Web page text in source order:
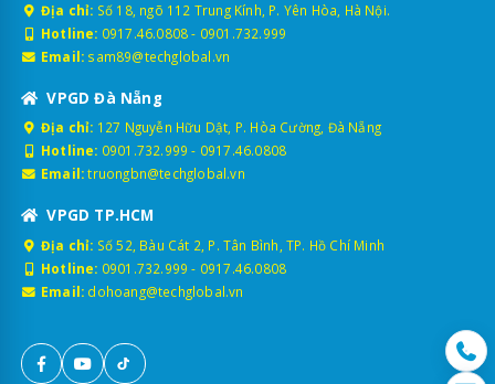
Địa chỉ: Số 18, ngõ 112 Trung Kính, P. Yên Hòa, Hà Nội.
Hotline: 0917.46.0808- 0901.732.999
Email: sam89@techglobal.vn
VPGD Đà Nẵng
Địa chỉ: 127 Nguyễn Hữu Dật, P. Hòa Cường, Đà Nẵng
Hotline: 0901.732.999 - 0917.46.0808
Email: truongbn@techglobal.vn
VPGD TP.HCM
Địa chỉ: Số 52, Bàu Cát 2, P. Tân Bình, TP. Hồ Chí Minh
Hotline: 0901.732.999 - 0917.46.0808
Email: dohoang@techglobal.vn